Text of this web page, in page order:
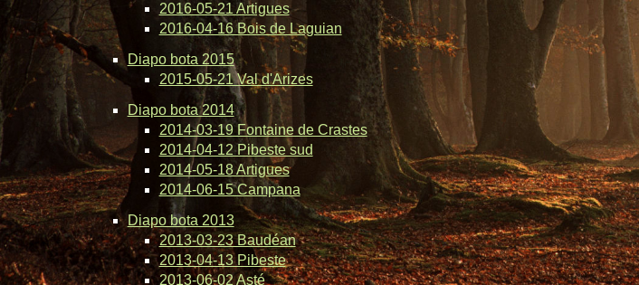
2016-05-21 Artigues
2016-04-16 Bois de Laguian
Diapo bota 2015
2015-05-21 Val d'Arizes
Diapo bota 2014
2014-03-19 Fontaine de Crastes
2014-04-12 Pibeste sud
2014-05-18 Artigues
2014-06-15 Campana
Diapo bota 2013
2013-03-23 Baudéan
2013-04-13 Pibeste
2013-06-02 Asté